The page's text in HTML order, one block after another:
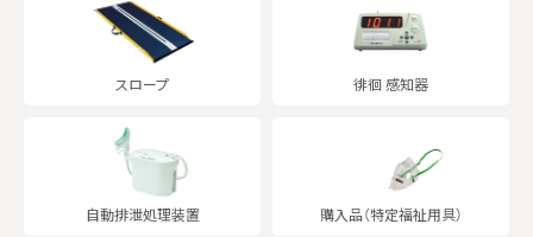
スロープ 徘徊感知器
自動排泄処理装置 購入品（特定福祉用具）